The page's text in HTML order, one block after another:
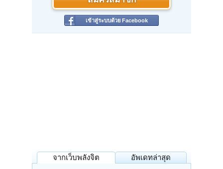
เข้าสู่ระบบด้วย Facebook
จากเว็บพลังจิต อัพเดทล่าสุด